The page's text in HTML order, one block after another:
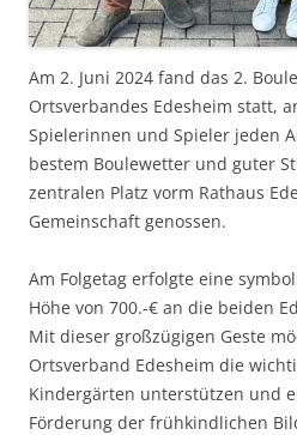
Am 2. Juni 2024 fand das 2.
Ortsverbandes Edesheim statt,
Spielerinnen und Spieler jeden
bestem Boulewetter und guter
zentralen Platz vorm Rathaus
Gemeinschaft genossen.
Am Folgetag erfolgte eine
Höhe von 700.-€ an die beiden
Mit dieser großzügigen Geste
Ortsverband Edesheim die
Kindergärten unterstützen und
Förderung der frühkindlichen